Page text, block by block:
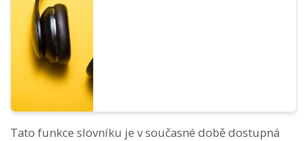
Tato funkce slovníku je v současné době dostupná